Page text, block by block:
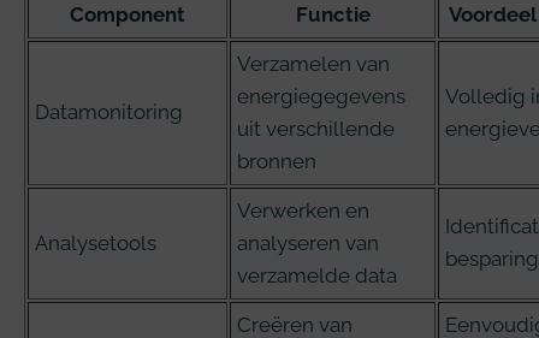
Component Functie
Datamonitoring
Verzamelen van
energiegegevens
uit verschillende
bronnen
Volledig
Analysetools
Verwerken en
analyseren van
verzamelde data
Creëren van